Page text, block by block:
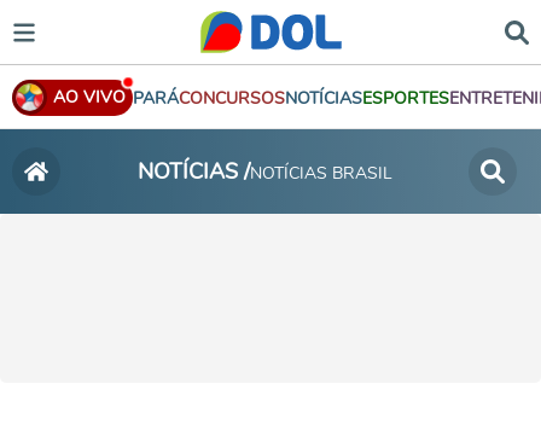
AO VIVO PARÁCONCURSOSNOTÍCIASESPORTES
NOTÍCIAS /NOTÍCIAS BRASIL